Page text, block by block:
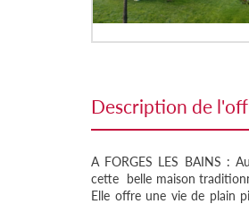
description de
A FORGES LES BAINS :
cette belle maison
Elle offre une vie de plain